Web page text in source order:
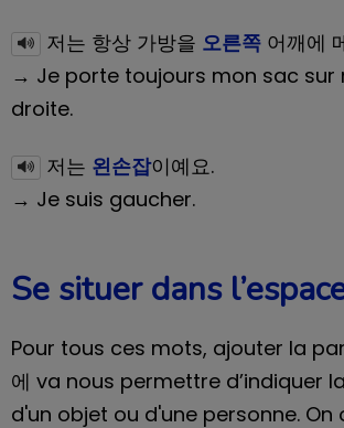
저는 항상 가방을 오른쪽 어깨에
→ Je porte toujours mon sac sur
droite.
저는 왼손잡이예요.
→ Je suis gaucher.
Se situer dans
Pour tous ces mots, ajouter la
에 va nous permettre d’indiquer
d'un objet ou d'une personne. On